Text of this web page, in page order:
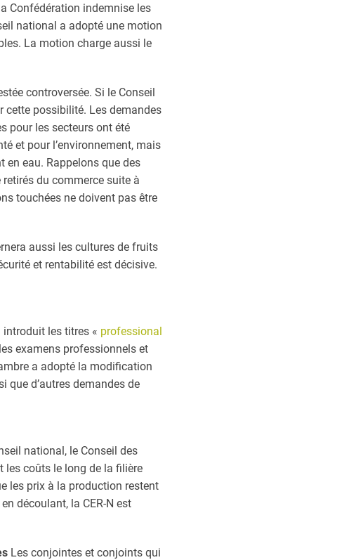
Confédération indemnise les
national a adopté une motion
La motion charge aussi le
controversée. Si le Conseil
cette possibilité. Les demandes
pour les secteurs ont été
et pour l’environnement, mais
en eau. Rappelons que des
du commerce suite à
touchées ne doivent pas être
aussi les cultures de fruits
et rentabilité est décisive.
les titres « professional
examens professionnels et
a adopté la modification
que d’autres demandes de
national, le Conseil des
les coûts le long de la filière
les prix à la production restent
découlant, la CER-N est
Les conjointes et conjoints qui